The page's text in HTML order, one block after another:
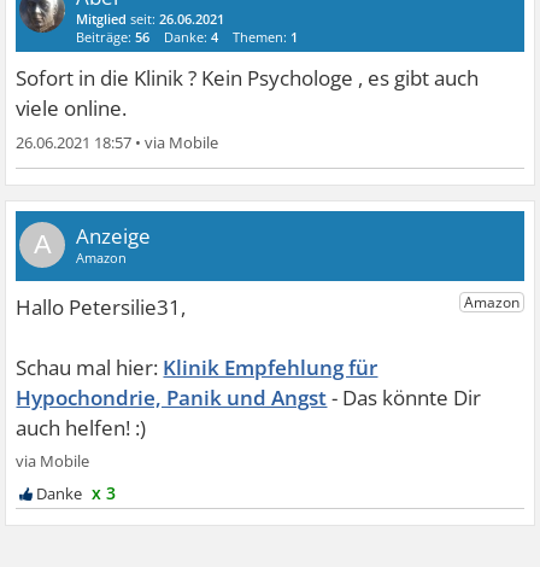
Mitglied seit:26.06.2021
Beiträge:56 Danke:4 Themen: 1
Sofort in die Klinik ? Kein Psychologe , es gibt auch
viele online.
26.06.2021 18:57 •
A
Klinik Empfehlung für
Hypochondrie, Panik und Angst
x 3